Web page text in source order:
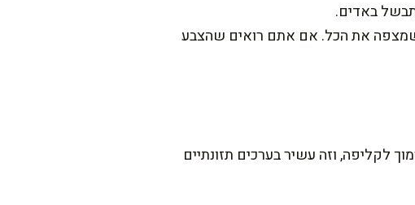
באדים.
מעלות) ושכבה דקה של שמן שמצפה את הכל. אם אתם רואים שהצבע
לקליפה, וזה עשיר בערכים תזונתיים